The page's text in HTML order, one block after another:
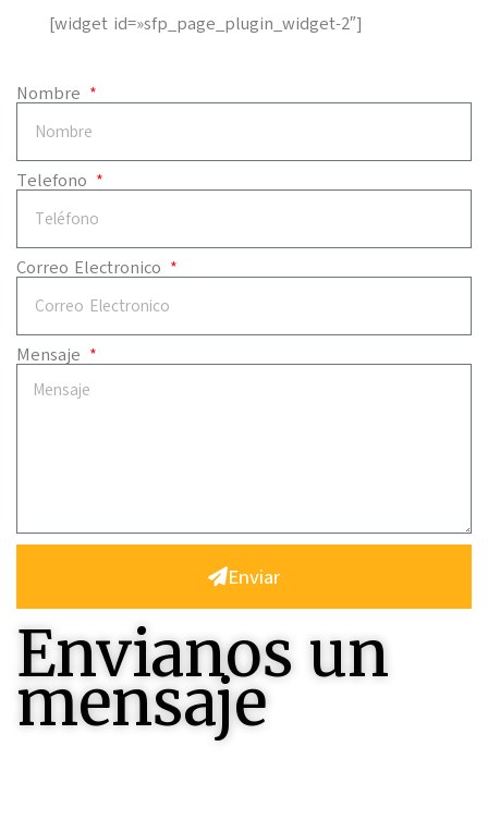
Nombre
Telefono
Correo Electronico
Mensaje
Enviar
Envianos un
mensaje
[widget id=»sfp_page_plugin_widget-2″]